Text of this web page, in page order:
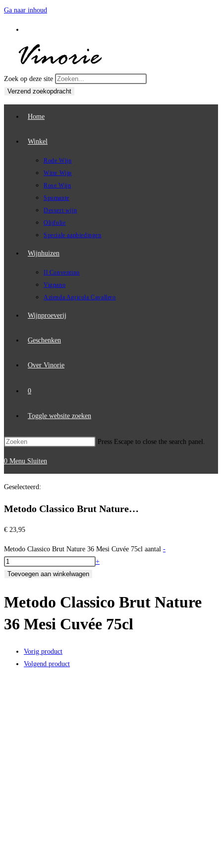
Ga naar inhoud
Zoek op deze site
Verzend zoekopdracht
Home
Winkel
Rode Wijn
Witte Wijn
Rose Wijn
Spumante
Dessert wijn
Olijfolie
Speciale aanbiedingen
Wijnhuizen
Il Conventino
Vignano
Azienda Agricola Cavallero
Wijnproeverij
Geschenken
Over Vinorie
0
Toggle website zoeken
Press Escape to close the search panel.
0 Menu Sluiten
Geselecteerd:
Metodo Classico Brut Nature…
€ 23,95
Metodo Classico Brut Nature 36 Mesi Cuvée 75cl aantal -
+
Toevoegen aan winkelwagen
Metodo Classico Brut Nature
36 Mesi Cuvée 75cl
Vorig product
Volgend product